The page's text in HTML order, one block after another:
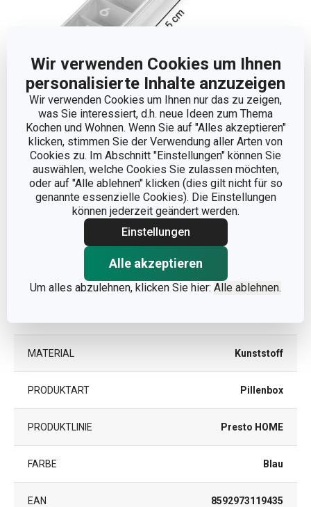
Wir verwenden Cookies um Ihnen
personalisierte Inhalte anzuzeigen
Wir verwenden Cookies um Ihnen nur das zu zeigen,
was Sie interessiert, d.h. neue Ideen zum Thema
Kochen und Wohnen. Wenn Sie auf "Alles akzeptieren"
klicken, stimmen Sie der Verwendung aller Arten von
Cookies zu. Im Abschnitt "Einstellungen" können Sie
auswählen, welche Cookies Sie zulassen möchten,
oder auf "Alle ablehnen" klicken (dies gilt nicht für so
genannte essenzielle Cookies). Die Einstellungen
können jederzeit geändert werden.
Einstellungen
Alle akzeptieren
Um alles abzulehnen, klicken Sie hier: Alle ablehnen.
Abmessungen
PRODUKTBREITE (CM) 3.5
PRODUKTHÖHE (CM) 2.3
PRODUKTLÄNGE (CM)
Andere Parameter
MATERIAL Kunststoff
PRODUKTART Pillenbox
PRODUKTLINIE Presto HOME
FARBE Blau
EAN 8592973119435